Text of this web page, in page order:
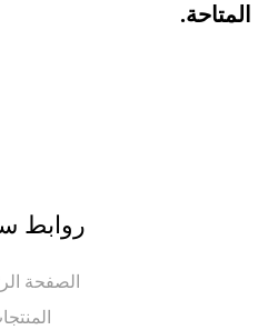
روابط سريعة
الصفحة الرئيسية
المنتجات